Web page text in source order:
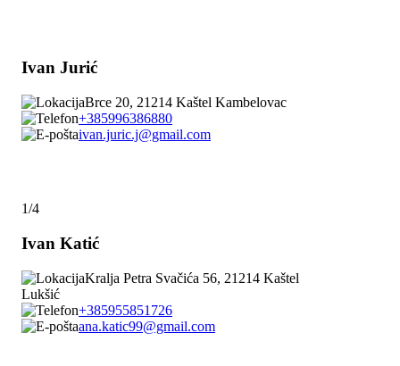
Ivan Jurić
Brce 20, 21214 Kaštel Kambelovac
+385996386880
ivan.juric.j@gmail.com
1/4
Ivan Katić
Kralja Petra Svačića 56, 21214 Kaštel
Lukšić
+385955851726
ana.katic99@gmail.com